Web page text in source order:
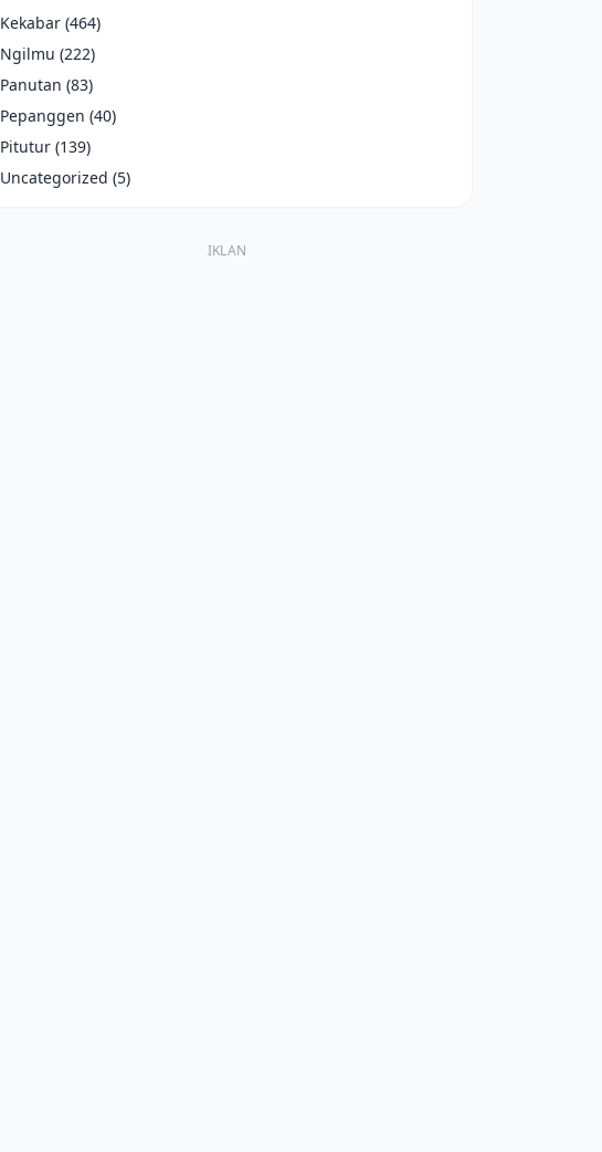
Kekabar (464)
Ngilmu (222)
Panutan (83)
Pepanggen (40)
Pitutur (139)
Uncategorized (5)
IKLAN